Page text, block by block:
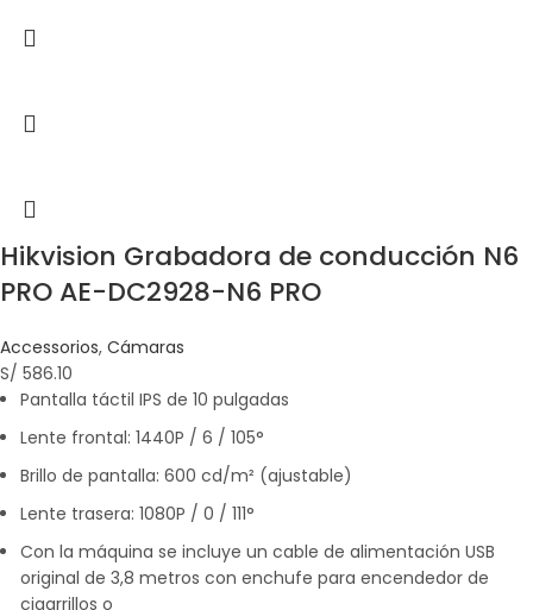
Hikvision Grabadora de conducción N6
PRO AE-DC2928-N6 PRO
Accessorios, Cámaras
S/ 586.10
Pantalla táctil IPS de 10 pulgadas
Lente frontal: 1440P / 6 / 105°
Brillo de pantalla: 600 cd/m² (ajustable)
Lente trasera: 1080P / 0 / 111°
Con la máquina se incluye un cable de alimentación USB
original de 3,8 metros con enchufe para encendedor de
cigarrillos o